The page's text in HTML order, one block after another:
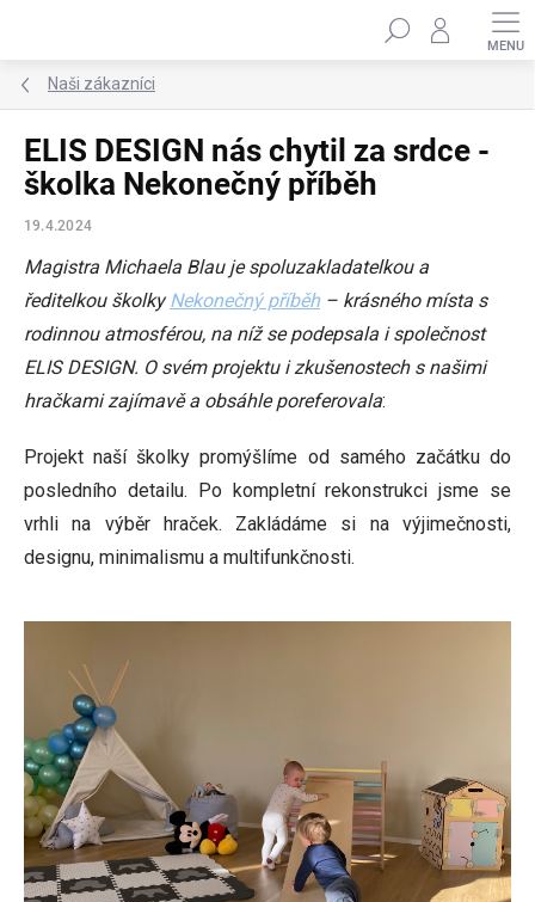
Hledat
Naši zákazníci
ELIS DESIGN nás chytil za srdce -
školka Nekonečný příběh
19.4.2024
Magistra Michaela Blau je spoluzakladatelkou a
ředitelkou školkyNekonečný příběh– krásného místa s
rodinnou atmosférou, na níž se podepsala i společnost
ELIS DESIGN. O svém projektu i zkušenostech s našimi
hračkami zajímavě a obsáhle poreferovala:
Projekt naší školky promýšlíme od samého začátku do
posledního detailu. Po kompletní rekonstrukci jsme se
vrhli na výběr hraček. Zakládáme si na výjimečnosti,
designu, minimalismu a multifunkčnosti.